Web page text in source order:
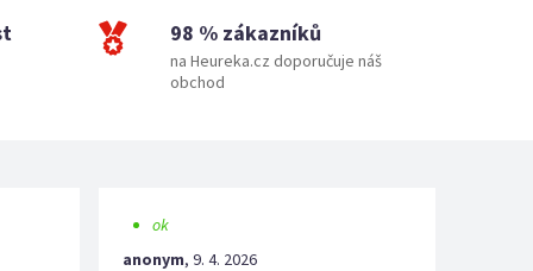
98 % zákazníků
na Heureka.cz doporučuje náš
obchod
ok
anonym, 9. 4. 2026